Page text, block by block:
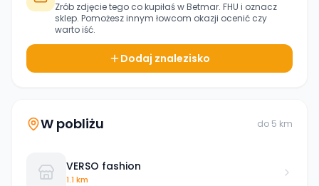
Zrób zdjęcie tego co kupiłaś wBetmar. FHU i oznacz
sklep. Pomożesz innym łowcom okazji ocenić czy
warto iść.
Dodaj znalezisko
W pobliżu do 5 km
VERSO fashion
1.1 km